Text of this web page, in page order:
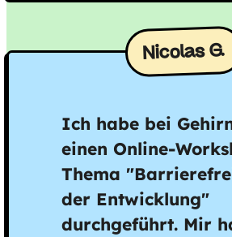
Nicolas G.
Ich habe bei
einen Online-
Thema
der Entwicklung"
durchgeführt. Mir